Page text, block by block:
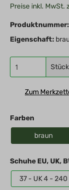
Preise inkl. MwSt.
Produktnummer:
Eigenschaft:
Stück
Zum
Farben
braun
Schuhe EU, UK,
37 - UK 4 - 240